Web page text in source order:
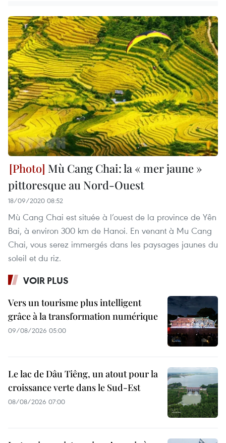
Mù Cang Chai: la « mer jaune »
pittoresque au Nord-Ouest
18/09/2020 08:52
Mù Cang Chai est située à l’ouest de la province de Yên
Bai, à environ 300 km de Hanoi. En venant à Mu Cang
Chai, vous serez immergés dans les paysages jaunes du
soleil et du riz.
VOIR PLUS
Vers un tourisme plus intelligent
grâce à la transformation numérique
09/08/2026 05:00
Le lac de Dâu Tiêng, un atout pour la
croissance verte dans le Sud-Est
08/08/2026 07:00